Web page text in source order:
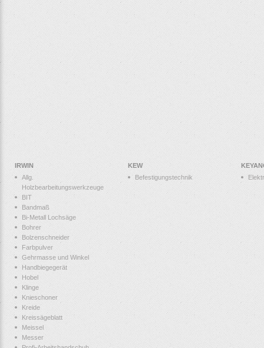
IRWIN
Allg.
Holzbearbeitungswerkzeuge
BIT
Bandmaß
Bi-Metall Lochsäge
Bohrer
Bolzenschneider
Farbpulver
Gehrmasse und Winkel
Handbiegegerät
Hobel
Klinge
Knieschoner
Kreide
Kreissägeblatt
Meissel
Messer
KEW
Befestigungstechnik